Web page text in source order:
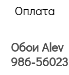
Оплата
Обои Alev
986-56023